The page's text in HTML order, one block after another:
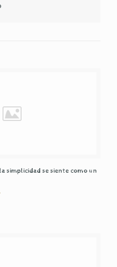
simplicidad se siente como un